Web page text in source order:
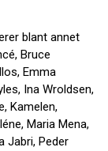
blant annet
Bruce
Emma
Ina Wroldsen,
Kamelen,
Maria Mena,
Jabri, Peder